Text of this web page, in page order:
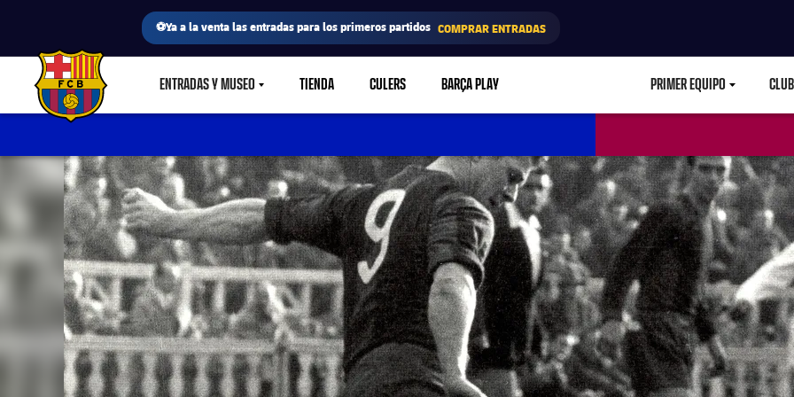
⚽Ya a la venta las entradas para los primeros partidos COMPRAR ENTRADAS
FC Barcelona club badge ENTRADAS Y MUSEOLABEL.SHARE.CARETDOWN
TIENDA CULERS BARÇA PLAY PRIMER EQUIPO CLUB